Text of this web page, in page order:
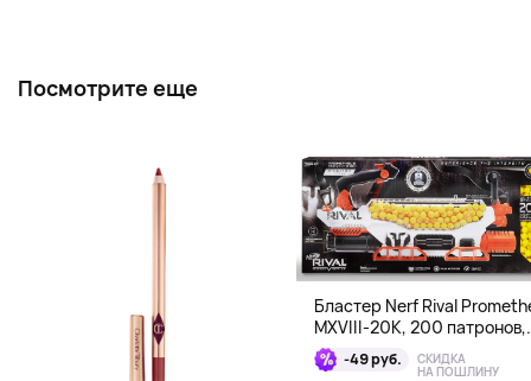
Посмотрите еще
Бластер Nerf Rival
MXVIII-20K, 200 патронов,
возраст 14+
-49 руб. СКИДКА
НА ПОШЛИНУ